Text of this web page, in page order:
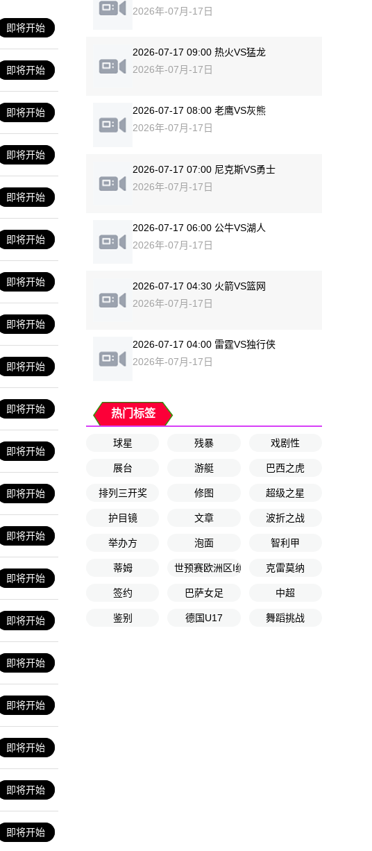
即将开始
即将开始
即将开始
即将开始
即将开始
即将开始
即将开始
即将开始
即将开始
即将开始
即将开始
即将开始
即将开始
即将开始
即将开始
即将开始
即将开始
即将开始
即将开始
即将开始
2026年-07月-17日
2026-07-17 09:00 热火VS猛龙
2026年-07月-17日
2026-07-17 08:00 老鹰VS灰熊
2026年-07月-17日
2026-07-17 07:00 尼克斯VS勇士
2026年-07月-17日
2026-07-17 06:00 公牛VS湖人
2026年-07月-17日
2026-07-17 04:30 火箭VS篮网
2026年-07月-17日
2026-07-17 04:00 雷霆VS独行侠
2026年-07月-17日
热门标签
球星 残暴 戏剧性
展台 游艇 巴西之虎
排列三开奖 修图 超级之星
护目镜 文章 波折之战
举办方 泡面 智利甲
蒂姆 世预赛欧洲区I组第9轮克雷莫纳
签约 巴萨女足 中超
鉴别 德国U17 舞蹈挑战